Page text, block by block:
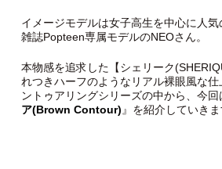
イメージモデルは女子高生を中心に人気
雑誌Popteen専属モデルのNEOさん。
本物感を追求した【シェリーク
れつきハーフのようなリアル裸眼風な
ントゥアリングシリーズの中から、今回
ア(Brown Contour) 』を紹介していきま